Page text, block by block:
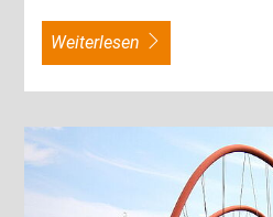
weiterlesen